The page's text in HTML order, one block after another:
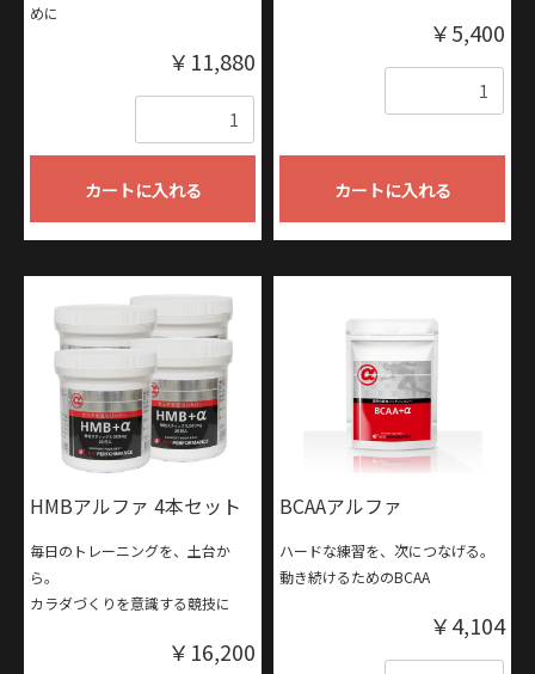
めに
￥11,880
カートに入れる
￥5,400
カートに入れる
HMBアルファ 4本セット
毎日のトレーニングを、土台か
ら。
カラダづくりを意識する競技に
￥16,200
BCAAアルファ
ハードな練習を、次につなげる。
動き続けるためのBCAA
￥4,104